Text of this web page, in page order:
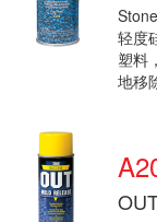
轻度
塑料
地移